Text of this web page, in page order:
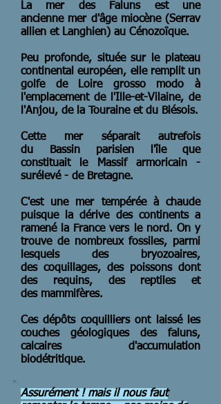
La mer des Faluns est une
ancienne mer d'âge miocène (Serrav
allien et Langhien) au Cénozoïque.
Peu profonde, située sur le plateau
continental européen, elle remplit un
golfe de Loire grosso modo à
l'emplacement de l'Ille-et-Vilaine, de
l'Anjou, de la Touraine et du Blésois.
Cette mer séparait autrefois
du Bassin parisien l'île que
constituait le Massif armoricain -
surélevé - de Bretagne.
C'est une mer tempérée à chaude
puisque la dérive des continents a
ramené la France vers le nord. On y
trouve de nombreux fossiles, parmi
lesquels des bryozoaires,
des coquillages, des poissons dont
des requins, des reptiles et
des mammifères.
Ces dépôts coquilliers ont laissé les
couches géologiques des faluns,
calcaires d'accumulation
biodétritique.
Assurément ! mais il nous faut